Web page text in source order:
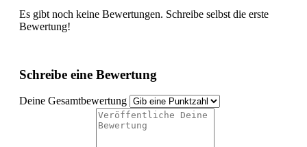
Es gibt noch keine Bewertungen. Schreibe selbst die erste
Bewertung!
Schreibe eine Bewertung
Deine Gesamtbewertung